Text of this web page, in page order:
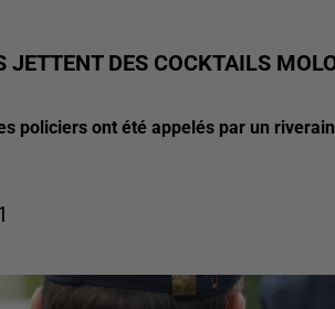
DES COCKTAILS
policiers ont été appelés par un